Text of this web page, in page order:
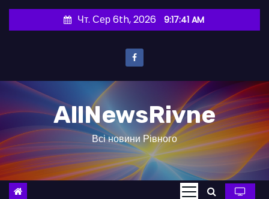
и
о
в
Чт. Сер 6th, 2026 9:17:41 AM
AllNewsRivne
Всі новини Рівного